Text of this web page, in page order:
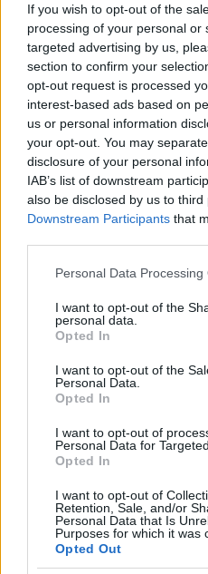
If you wish to opt-out of the
processing of your personal or
targeted advertising by us,
section to confirm your
opt-out request is processed
interest-based ads based on
us or personal information
your opt-out. You may
disclosure of your personal
IAB’s list of downstream
also be disclosed by us to third
Downstream Participants that
Please note that this website/
not limited to your visit or
grant or deny consent to
use your data for below
consent section.
Personal Data Processing
I want to opt-out of the
personal data.
Opted In
I want to opt-out of the
Personal Data.
Opted In
I want to opt-out of
Personal Data for
Opted In
I want to opt-out of
Retention, Sale, and/or
Personal Data that Is
Purposes for which it was
Opted Out
16ου και 17ου αιώνα. Μην
το μοναδικό Μουσείο